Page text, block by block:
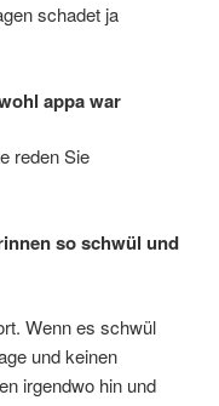
schadet ja
appa war
reden Sie
so schwül und
Wenn es schwül
und keinen
irgendwo hin und